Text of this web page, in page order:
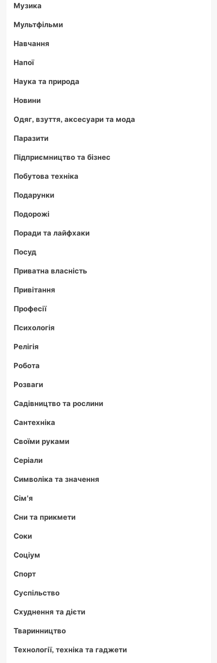
Музика
Мультфільми
Навчання
Напої
Наука та природа
Новини
Одяг, взуття, аксесуари та мода
Паразити
Підприємництво та бізнес
Побутова техніка
Подарунки
Подорожі
Поради та лайфхаки
Посуд
Приватна власність
Привітання
Професії
Психологія
Релігія
Робота
Розваги
Садівництво та рослини
Сантехніка
Своїми руками
Серіали
Символіка та значення
Сім'я
Сни та прикмети
Соки
Соціум
Спорт
Суспільство
Схуднення та дієти
Тваринництво
Технології, техніка та гаджети